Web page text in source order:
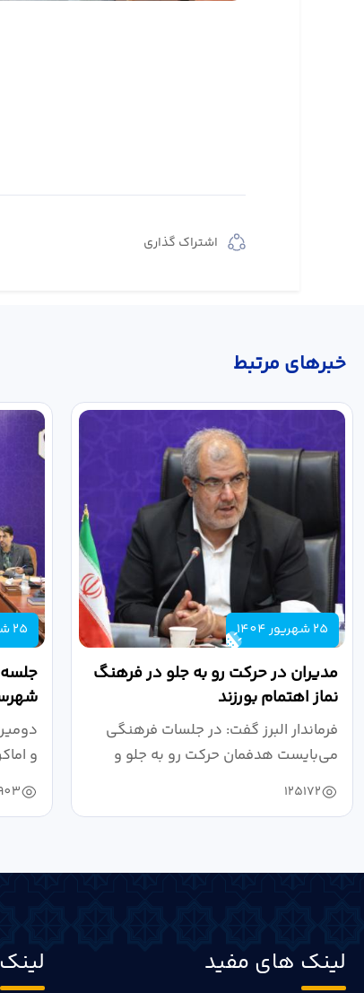
اشتراک گذاری
خبر‌های مرتبط
25 شهریور 1404
مدیران در حرکت رو به جلو در فرهنگ
نماز اهتمام بورزند
فرماندار البرز گفت: در جلسات فرهنگی
می‌بایست هدفمان حرکت رو به جلو و
دستیابی...
125172
25 شهریور 1404
و
۱۴۰۴ به...
لینک های مفید